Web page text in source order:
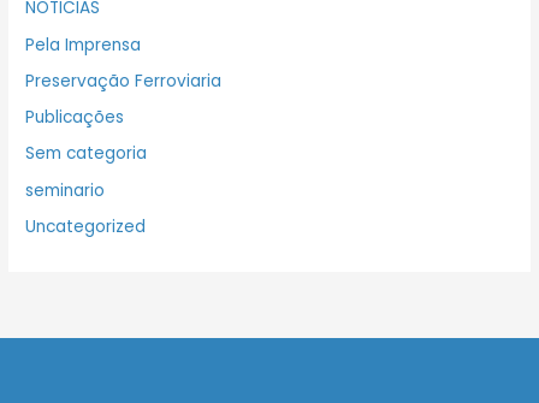
NOTICIAS
Pela Imprensa
Preservação Ferroviaria
Publicações
Sem categoria
seminario
Uncategorized